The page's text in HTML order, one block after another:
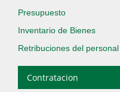
Presupuesto
Inventario de Bienes
Retribuciones del personal
Contratacion